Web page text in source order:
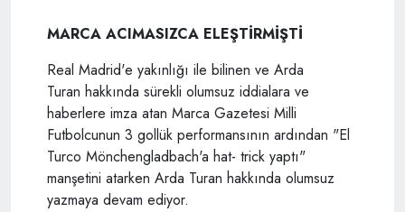
MARCA ACIMASIZCA ELEŞTİRMİŞTİ
Real Madrid'e yakınlığı ile bilinen ve Arda
Turan hakkında sürekli olumsuz iddialara ve
haberlere imza atan Marca Gazetesi Milli
Futbolcunun 3 gollük performansının ardından "El
Turco Mönchengladbach'a hat- trick yaptı"
manşetini atarken Arda Turan hakkında olumsuz
yazmaya devam ediyor.